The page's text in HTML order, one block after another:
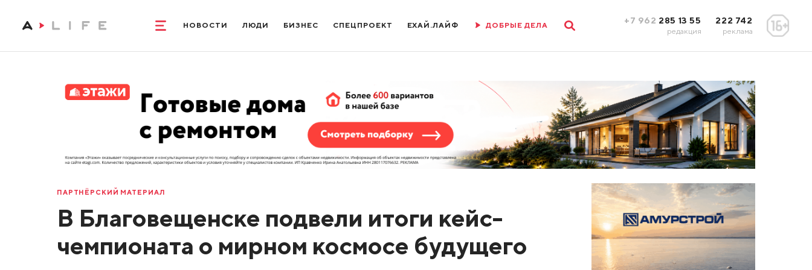
НОВОСТИ ЛЮДИ БИЗНЕС СПЕЦПРОЕКТ ЕХАЙ.ЛАЙФ ДОБРЫЕ ДЕЛА +7 962 285 13 55
редакция
222 742
реклама
ПАРТНЁРСКИЙ МАТЕРИАЛ
В Благовещенске подвели итоги кейс-
чемпионата о мирном космосе будущего